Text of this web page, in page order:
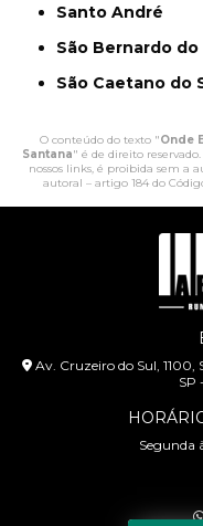
Santo André
São Bernardo
São Caetano do
O conteúdo do texto "Onde
Santana" é de direito
nossos links, é proibida sem a
autoral – artigo 184 do
Av. Cruzeiro do Sul, 1100,
SP
Segunda